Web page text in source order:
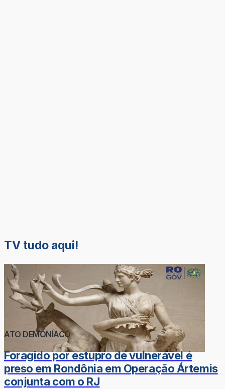
TV tudo aqui!
ATO DEMONÍACO
Foragido por estupro de vulnerável é
preso em Rondônia em Operação Ártemis
conjunta com o RJ